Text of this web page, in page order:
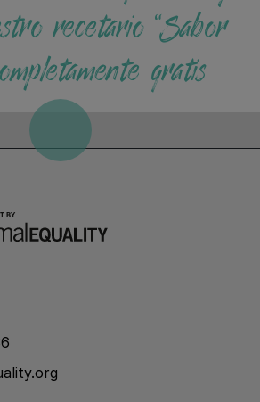
recetario “Sabor
gratis